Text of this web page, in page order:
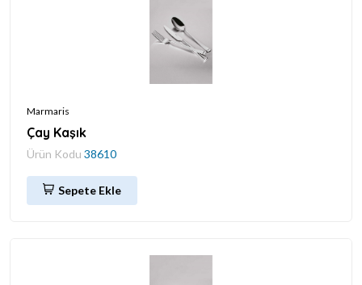
Marmaris
Çay Kaşık
Ürün Kodu 38610
Sepete Ekle